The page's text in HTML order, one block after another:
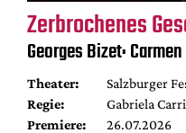
Zerbrochenes
Georges Bizet: Carmen
Theater:
Salzburger
Regie:
Gabriela
Premiere:
26.07.2026